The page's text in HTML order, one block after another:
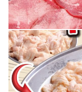
様々な創作焼肉の提
💡こだわりその③：
＼ 仕入れスタッフ厳
たくさんのお客様に
価格もリーズナブル
国産牛ならではの旨